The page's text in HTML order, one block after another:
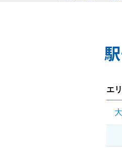
エ